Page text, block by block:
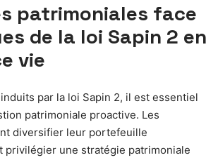
patrimoniales face
de la loi Sapin 2 en
vie
par la loi Sapin 2, il est essentiel
patrimoniale proactive. Les
diversifier leur portefeuille
privilégier une stratégie patrimoniale